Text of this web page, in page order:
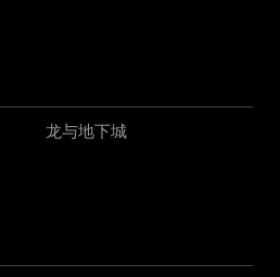
龙与地下城